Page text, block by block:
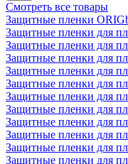
Смотреть все товары
Защитные пленки
Защитные пленки для
Защитные пленки для
Защитные пленки для
Защитные пленки для
Защитные пленки для
Защитные пленки для
Защитные пленки для
Защитные пленки для
Защитные пленки для
Защитные пленки для
Защитные пленки для